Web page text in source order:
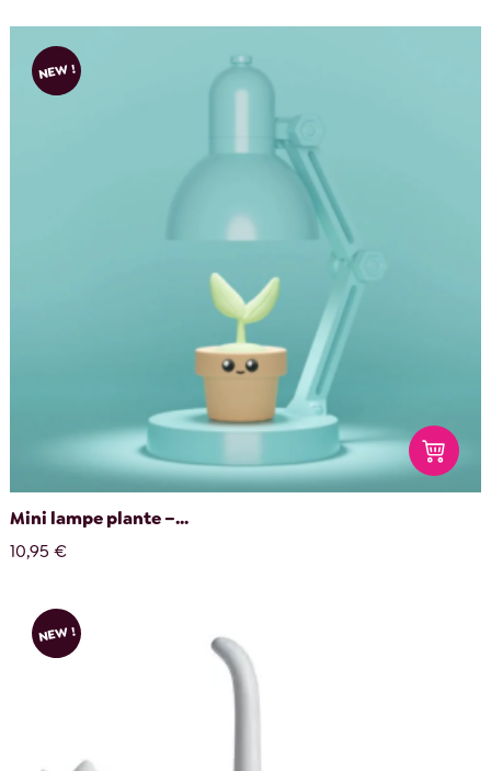
NEW !
Mini lampe plante –...
10,95 €
NEW !